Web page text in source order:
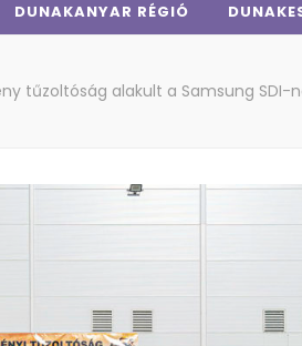
DUNAKANYAR RÉGIÓ
tűzoltóság alakult a Samsung SDI-